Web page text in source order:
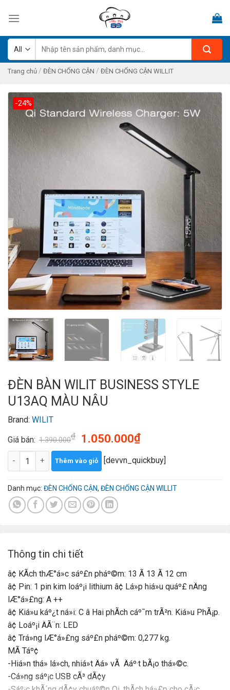
kiếm:
Trang chủ / ĐÈN CHỐNG CẬN / ĐÈN CHỐNG CẬN WILLIT
-24%
ĐÈN BÀN WILIT BUSINESS STYLE
U13AQ MÀU NÂU
Brand: WILIT
Giá bán: 1.390.000₫
Giá
gốc
là:
1.390.000₫.
1.050.000₫Giá
tại
1.050.000₫.
ĐÈN BÀN WILIT BUSINESS STYLE U13AQ MÀU NÂU số lượng
Thêm vào giỏ [devvn_quickbuy]
Danh mục: ĐÈN CHỐNG CẬN, ĐÈN CHỐNG CẬN WILLIT
Thông tin chi tiết
â¢ KÃ­ch thÆ°á»c sáº£n pháº©m: 13 Ã 13 Ã 12 cm
â¢ Pin: 1 pin kim loáº¡i lithium â¢ Lá»p hiá»u quáº£ nÄng
lÆ°á»£ng: A ++
â¢ Kiá»u káº¿t ná»i: C â Hai phÃ­ch cáº¯m trÃ²n. Kiá»u PhÃ¡p.
â¢ Loáº¡i ÄÃ¨n: LED
â¢ Trá»ng lÆ°á»£ng sáº£n pháº©m: 0,277 kg.
MÃ Táº¢
-Hiá»n thá» lá»ch, nhiá»t Äá» vÃ Äáº·t bÃ¡o thá»©c.
-Cá»ng sáº¡c USB cÃ³ dÃ¢y